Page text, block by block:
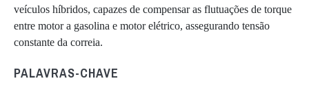
veículos híbridos, capazes de compensar as flutuações de torque
entre motor a gasolina e motor elétrico, assegurando tensão
constante da correia.
PALAVRAS-CHAVE